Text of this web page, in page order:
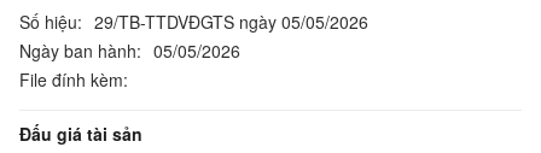
Số hiệu: 29/TB-TTDVĐGTS ngày 05/05/2026
Ngày ban hành: 05/05/2026
File đính kèm:
Đấu giá tài sản